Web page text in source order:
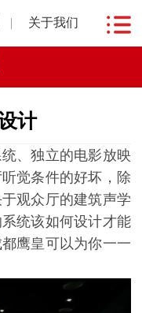
关于我们
计
、独立的电影放映
觉条件的好坏，除
观众厅的建筑声学
统该如何设计才能
鹰皇可以为你一一